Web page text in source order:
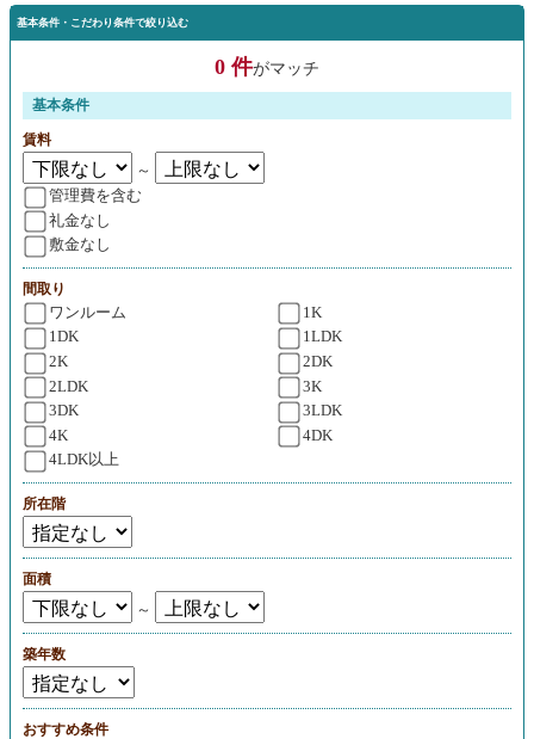
基本条件・こだわり条件で絞り込む
0 件がマッチ
基本条件
賃料
～
管理費を含む
礼金なし
敷金なし
間取り
ワンルーム
1K
1DK
1LDK
2K
2DK
2LDK
3K
3DK
3LDK
4K
4DK
4LDK以上
所在階
面積
～
築年数
おすすめ条件